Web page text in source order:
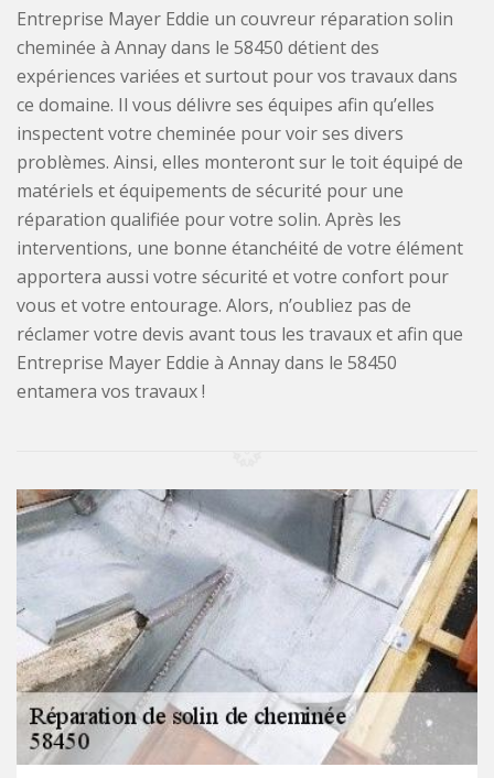
Entreprise Mayer Eddie un couvreur réparation solin
cheminée à Annay dans le 58450 détient des
expériences variées et surtout pour vos travaux dans
ce domaine. Il vous délivre ses équipes afin qu’elles
inspectent votre cheminée pour voir ses divers
problèmes. Ainsi, elles monteront sur le toit équipé de
matériels et équipements de sécurité pour une
réparation qualifiée pour votre solin. Après les
interventions, une bonne étanchéité de votre élément
apportera aussi votre sécurité et votre confort pour
vous et votre entourage. Alors, n’oubliez pas de
réclamer votre devis avant tous les travaux et afin que
Entreprise Mayer Eddie à Annay dans le 58450
entamera vos travaux !